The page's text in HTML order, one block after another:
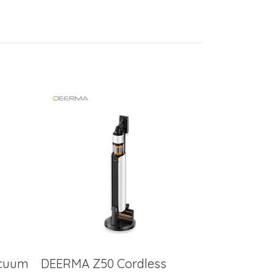
DEERMA Z50 Cordless